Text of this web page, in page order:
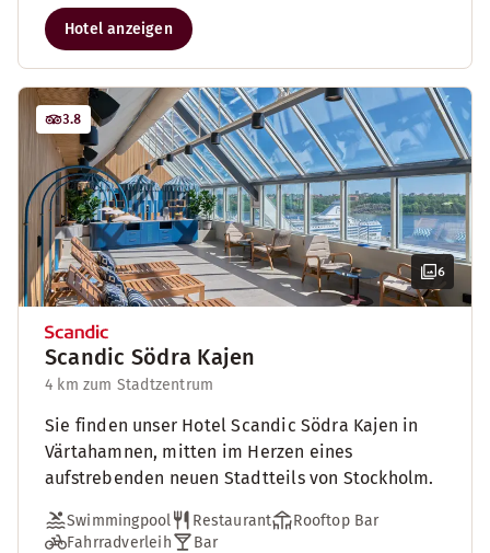
Hotel anzeigen
6
3.8
Scandic Södra Kajen
4 km zum Stadtzentrum
Sie finden unser Hotel Scandic Södra Kajen in
Värtahamnen, mitten im Herzen eines
aufstrebenden neuen Stadtteils von Stockholm.
Swimmingpool Restaurant
Rooftop Bar
Fahrradverleih
Bar